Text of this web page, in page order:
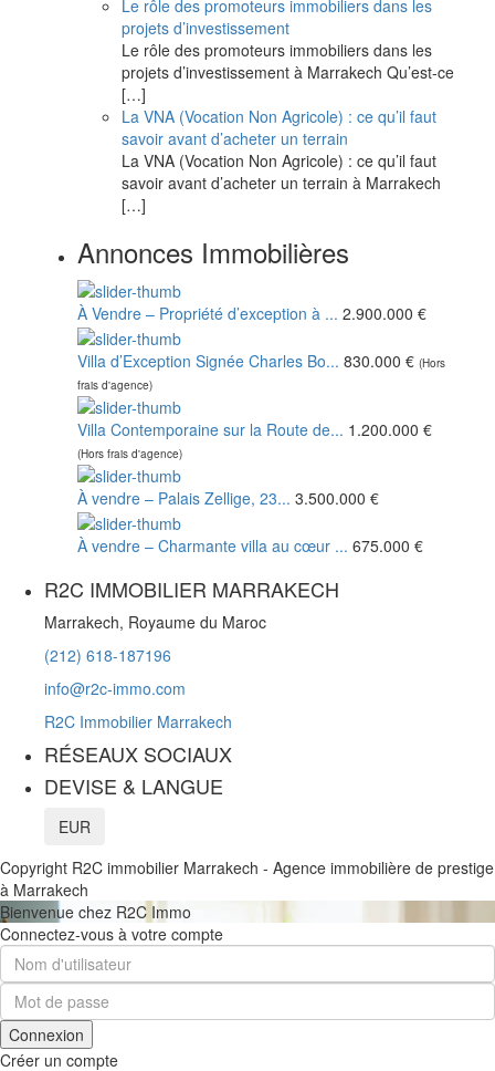
Le rôle des promoteurs immobiliers dans les
projets d’investissement
Le rôle des promoteurs immobiliers dans les
projets d’investissement à Marrakech Qu’est-ce
[…]
La VNA (Vocation Non Agricole) : ce qu’il faut
savoir avant d’acheter un terrain
La VNA (Vocation Non Agricole) : ce qu’il faut
savoir avant d’acheter un terrain à Marrakech
[…]
Annonces Immobilières
À Vendre – Propriété d’exception à ... 2.900.000 €
Villa d’Exception Signée Charles Bo... 830.000 € (Hors
frais d'agence)
Villa Contemporaine sur la Route de... 1.200.000 €
(Hors frais d'agence)
À vendre – Palais Zellige, 23... 3.500.000 €
À vendre – Charmante villa au cœur ... 675.000 €
R2C IMMOBILIER MARRAKECH
Marrakech, Royaume du Maroc
(212) 618-187196
info@r2c-immo.com
R2C Immobilier Marrakech
RÉSEAUX SOCIAUX
DEVISE & LANGUE
EUR
Copyright R2C immobilier Marrakech - Agence immobilière de prestige
à Marrakech
Bienvenue chez R2C Immo
Connectez-vous à votre compte
Connexion
Créer un compte